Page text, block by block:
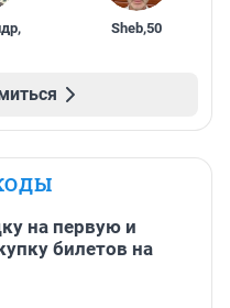
,
Sheb,50
на первую и
билетов на